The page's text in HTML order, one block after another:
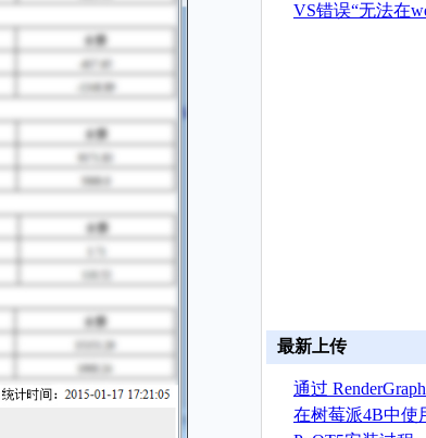
实现键盘钩子
VS错误“无法在
最新上传
通过
建 ASTRYN 的
在树莓派4B中使